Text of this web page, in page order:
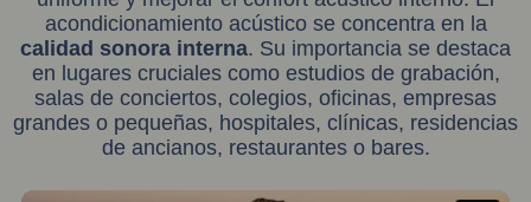
acondicionamiento acústico se concentra en la
calidad sonora interna. Su importancia se destaca
en lugares cruciales como estudios de grabación,
salas de conciertos, colegios, oficinas, empresas
grandes o pequeñas, hospitales, clínicas, residencias
de ancianos, restaurantes o bares.